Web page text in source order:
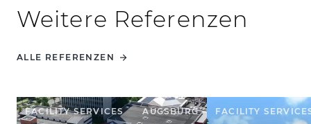
Weitere Referenzen
ALLE REFERENZEN
FACILITY SERVICES AUGSBURG FACILITY